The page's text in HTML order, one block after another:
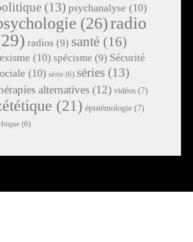
(13) psychanalyse (10)
(26)radio
radios (9) santé (16)
(10) spécisme (9) Sécurité
(10) série (6) séries (13)
alternatives (12) vidéos (7)
(21) épistémologie (7)
(6)